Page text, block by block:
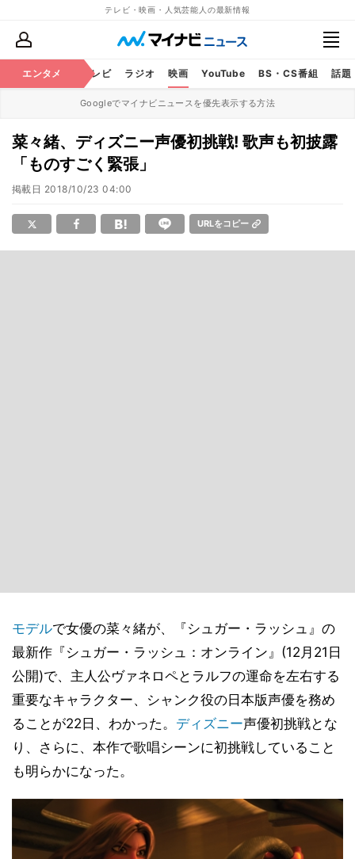
テレビ・映画・人気芸能人の最新情報
エンタメ
芸能 テレビ ラジオ 映画 YouTube BS・CS番組 話題
Googleでマイナビニュースを優先表示する方法
菜々緒、ディズニー声優初挑戦! 歌声も初披露
「ものすごく緊張」
掲載日 2018/10/23 04:00
URLをコピー
モデルで女優の菜々緒が、『シュガー・ラッシュ』の
最新作『シュガー・ラッシュ：オンライン』(12月21日
公開)で、主人公ヴァネロペとラルフの運命を左右する
重要なキャラクター、シャンク役の日本版声優を務め
ることが22日、わかった。 ディズニー声優初挑戦とな
り、さらに、本作で歌唱シーンに初挑戦していること
も明らかになった。